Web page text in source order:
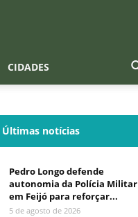
CIDADES
Últimas notícias
Pedro Longo defende
autonomia da Polícia Militar
em Feijó para reforçar...
5 de agosto de 2026